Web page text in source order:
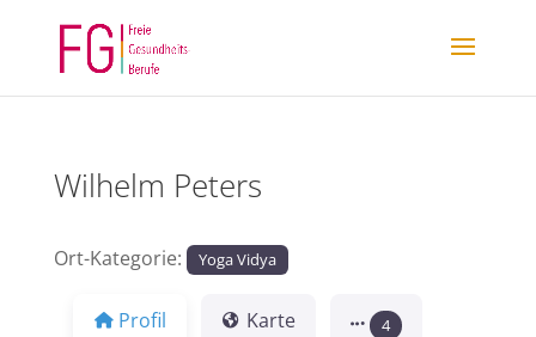
Wilhelm Peters
Ort-Kategorie: Yoga Vidya
Profil Karte 4